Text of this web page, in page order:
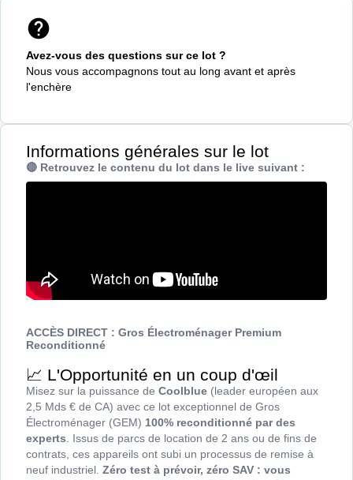
Avez-vous des questions sur ce lot ?
Nous vous accompagnons tout au long avant et après
l'enchère
Informations générales sur le lot
🔴 Retrouvez le contenu du lot dans le live suivant :
ACCÈS DIRECT : Gros Électroménager Premium
Reconditionné
📈 L'Opportunité en un coup d'œil
Misez sur la puissance de Coolblue (leader européen aux
2,5 Mds € de CA) avec ce lot exceptionnel de Gros
Électroménager (GEM) 100% reconditionné par des
experts . Issus de parcs de location de 2 ans ou de fins de
contrats, ces appareils ont subi un processus de remise à
neuf industriel. Zéro test à prévoir, zéro SAV : vous